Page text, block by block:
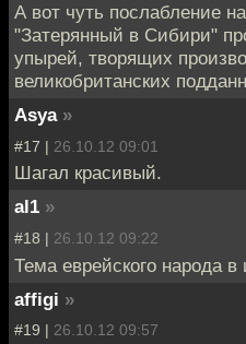
А вот чуть послабление
"Затерянный в Сибири"
упырей, творящих
великобританских
Asya »
#17 | 26.10.12 09:01
Шагал красивый.
al1 »
#18 | 26.10.12 09:22
Тема еврейского народа в
affigi »
#19 | 26.10.12 09:57